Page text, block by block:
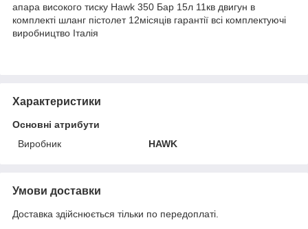
апара високого тиску Hawk 350 Бар 15л 11кв двигун в
комплекті шланг пістолет 12місяців гарантії всі комплектуючі
виробництво Італія
Характеристики
Основні атрибути
Виробник
HAWK
Умови доставки
Доставка здійснюється тільки по передоплаті.